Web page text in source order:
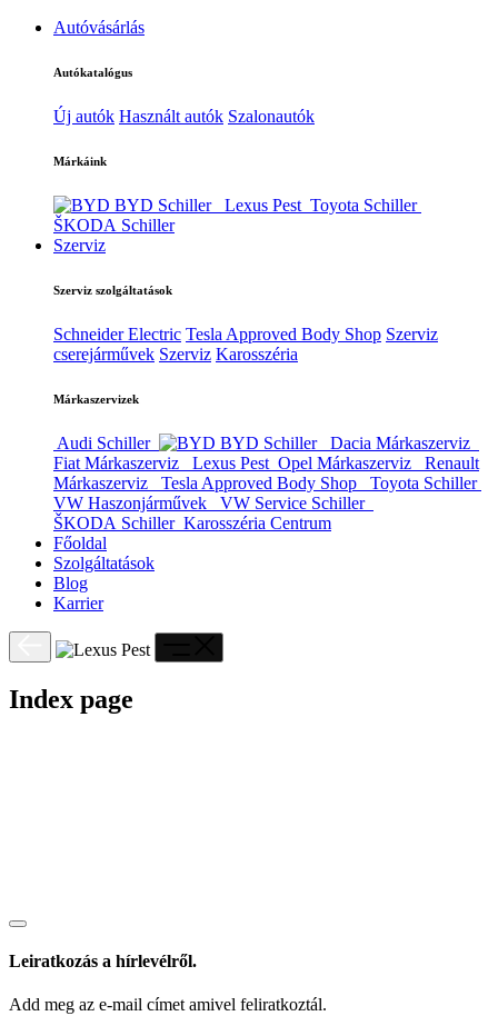
Autóvásárlás
Autókatalógus
Új autók Használt autók Szalonautók
Márkáink
BYD Schiller Lexus Pest Toyota Schiller
ŠKODA Schiller
Szerviz
Szerviz szolgáltatások
Schneider Electric Tesla Approved Body Shop Szerviz
cserejárművek Szerviz Karosszéria
Márkaszervizek
Audi Schiller BYD Schiller
Dacia Márkaszerviz
Fiat Márkaszerviz
Lexus Pest Opel Márkaszerviz
Renault
Márkaszerviz
Tesla Approved Body Shop
Toyota Schiller
VW Haszonjárművek
VW Service Schiller
ŠKODA Schiller Karosszéria Centrum
Főoldal
Szolgáltatások
Blog
Karrier
Index page
Leiratkozás a hírlevélről.
Add meg az e-mail címet amivel feliratkoztál.